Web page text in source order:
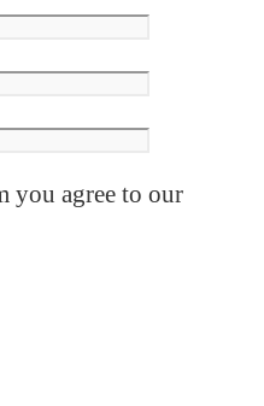
you agree to our